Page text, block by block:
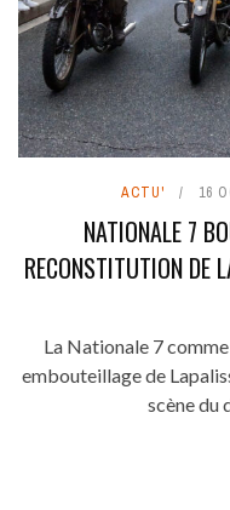
ACTU' 16
NATIONALE 7
RECONSTITUTION DE
La Nationale 7
embouteillage de
scène du